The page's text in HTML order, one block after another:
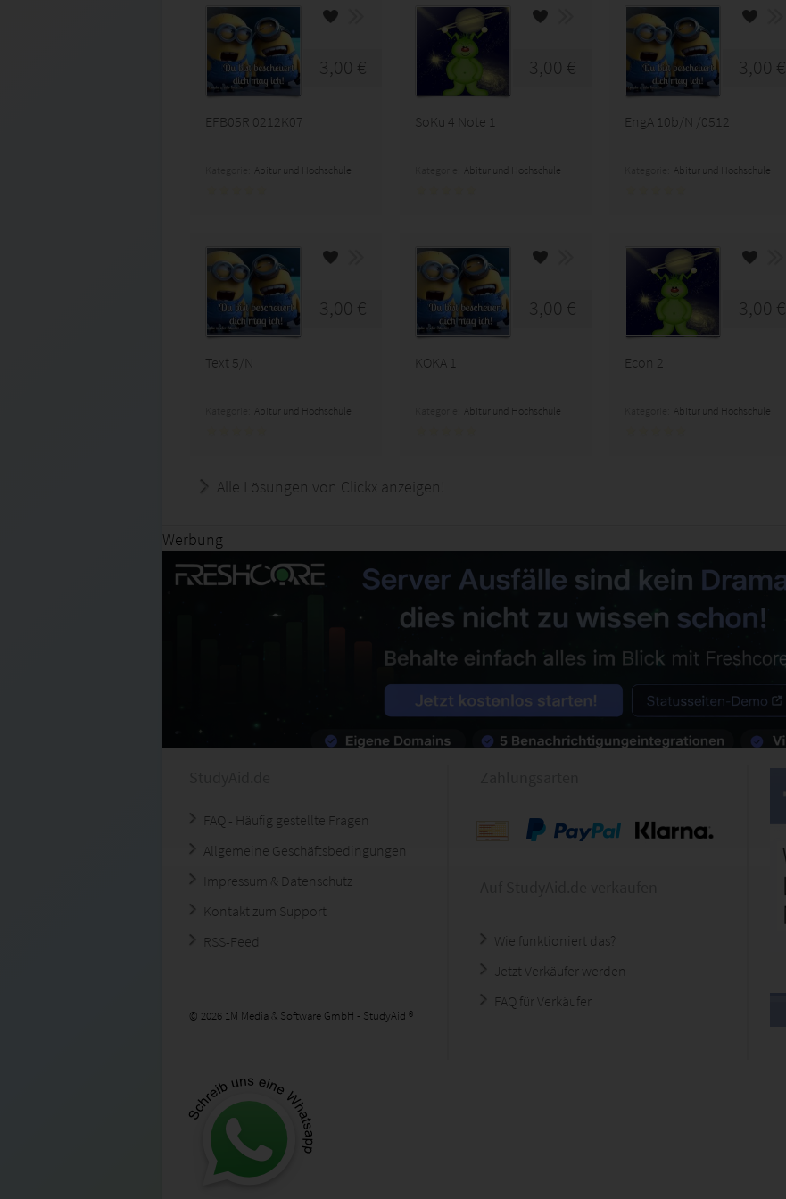
3,00 €
EFB05R 0212K07
Abitur und Hochschule
3,00 €
SoKu 4 Note 1
Abitur und Hochschule
3,00 €
EngA 10b/N /0512
Abitur und Hochschule
3,00 €
Text 5/N
Abitur und Hochschule
3,00 €
KOKA 1
Abitur und Hochschule
3,00 €
Econ 2
Abitur und Hochschule
Alle Lösungen von Clickx anzeigen!
Werbung
FAQ - Häufig gestellte Fragen
Allgemeine Geschäftsbedingungen
Impressum & Datenschutz
Kontakt zum Support
RSS-Feed
© 2026 1M Media & Software GmbH - StudyAid ®
Wie funktioniert das?
Jetzt Verkäufer werden
FAQ für Verkäufer